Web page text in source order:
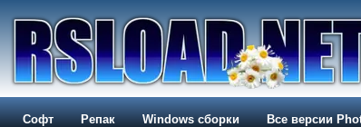
Софт Репак Windows сборки Все версии